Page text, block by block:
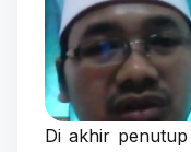
Di akhir